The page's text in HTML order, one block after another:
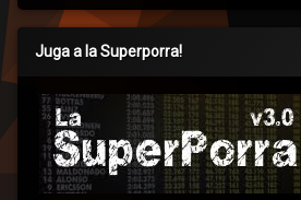
Juga a la Superporra!